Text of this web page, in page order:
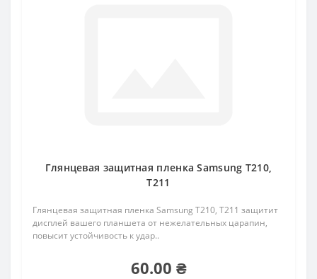
Глянцевая защитная пленка Samsung T210,
T211
Глянцевая защитная пленка Samsung T210, T211 защитит
дисплей вашего планшета от нежелательных царапин,
повысит устойчивость к удар..
60.00 ₴